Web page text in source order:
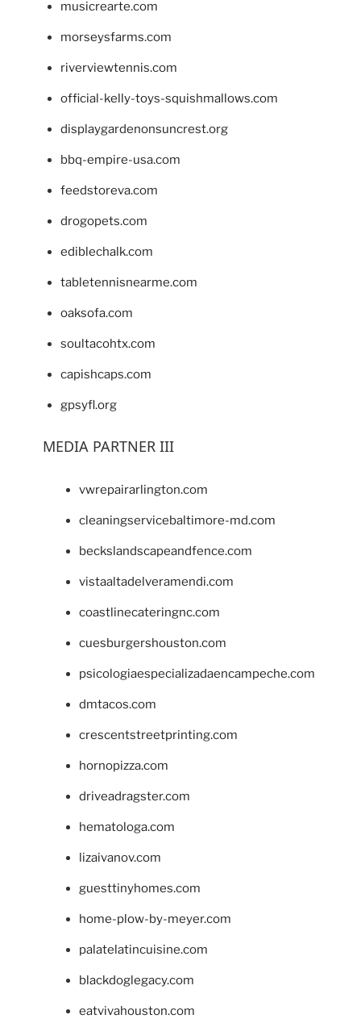
musicrearte.com
morseysfarms.com
riverviewtennis.com
official-kelly-toys-squishmallows.com
displaygardenonsuncrest.org
bbq-empire-usa.com
feedstoreva.com
drogopets.com
ediblechalk.com
tabletennisnearme.com
oaksofa.com
soultacohtx.com
capishcaps.com
gpsyfl.org
MEDIA PARTNER III
vwrepairarlington.com
cleaningservicebaltimore-md.com
beckslandscapeandfence.com
vistaaltadelveramendi.com
coastlinecateringnc.com
cuesburgershouston.com
psicologiaespecializadaencampeche.com
dmtacos.com
crescentstreetprinting.com
hornopizza.com
driveadragster.com
hematologa.com
lizaivanov.com
guesttinyhomes.com
home-plow-by-meyer.com
palatelatincuisine.com
blackdoglegacy.com
eatvivahouston.com